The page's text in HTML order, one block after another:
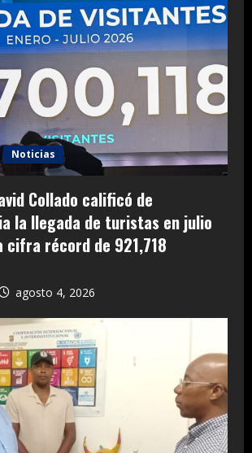
Noticias
Collado calificó de
la llegada de turistas en julio
cifra récord de 921,718
agosto 4, 2026